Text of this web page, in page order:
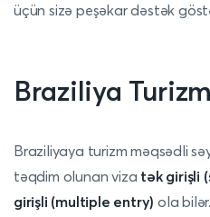
üçün sizə peşəkar dəstək
Braziliya
Braziliyaya turizm məqsədli
təqdim olunan viza tək girişli
girişli (multiple entry) ola